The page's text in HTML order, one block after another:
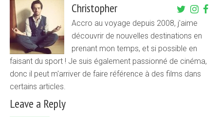
Christopher
Accro au voyage depuis 2008, j'aime
découvrir de nouvelles destinations en
prenant mon temps, et si possible en
faisant du sport ! Je suis également passionné de cinéma,
donc il peut m'arriver de faire référence à des films dans
certains articles.
Leave a Reply